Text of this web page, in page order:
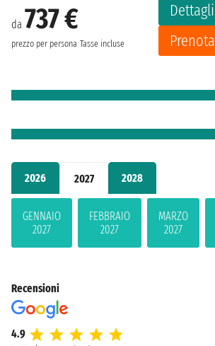
2026 2027 2028
GENNAIO
2027
FEBBRAIO
2027
MARZO
2027
da 737 €
prezzo per persona Tasse incluse
Dettagli
Prenota
Recensioni
4.9